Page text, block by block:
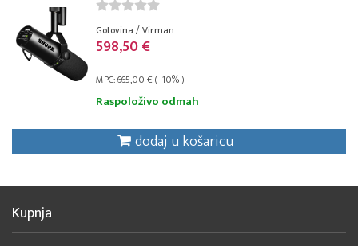
Gotovina / Virman
598,50 €
MPC: 665,00 € ( -10% )
Raspoloživo odmah
dodaj u košaricu
Kupnja